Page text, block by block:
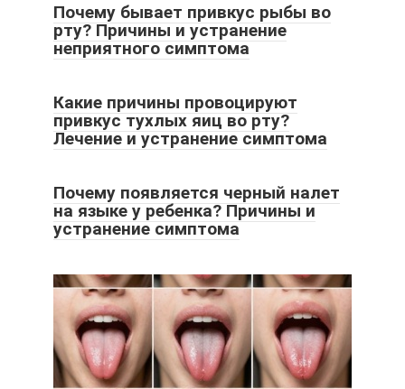
Почему бывает привкус рыбы во
рту? Причины и устранение
неприятного симптома
Какие причины провоцируют
привкус тухлых яиц во рту?
Лечение и устранение симптома
Почему появляется черный налет
на языке у ребенка? Причины и
устранение симптома